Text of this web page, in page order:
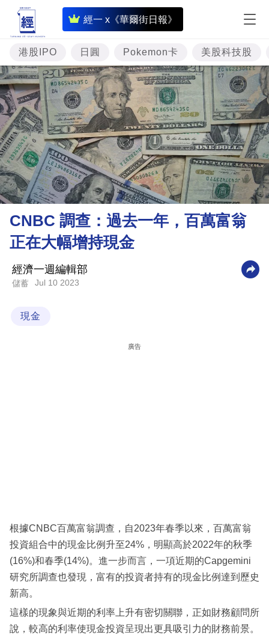
經一 x《華爾街日報》
即
時
財
經
專
題
投
資
樓
市
理
財
商
業
科
區
港股IPO 日圓 Pokemon卡 美股科技股
CNBC 調查：過去一年，百萬富翁
正在大幅增持現金
經濟一週編輯部
儲蓄 Jul 10 2023
現金
廣告
根據CNBC百萬富翁調查，自2023年春季以來，百萬富翁
投資組合中的現金比例升至24%，明顯高於2022年的秋季
(16%)和春季(14%)。進一步而言，一項近期的Capgemini
研究所調查也發現，富有的投資者持有的現金比例達到歷史
新高。
這樣的現象與近期的利率上升有密切關聯，正如財務顧問所
說，較高的利率使現金投資呈現出更具吸引力的財務前景。